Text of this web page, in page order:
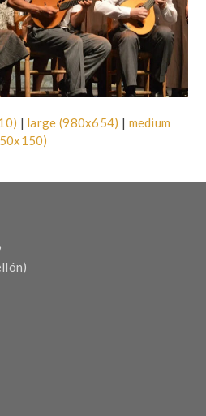
| large (980x654) | medium